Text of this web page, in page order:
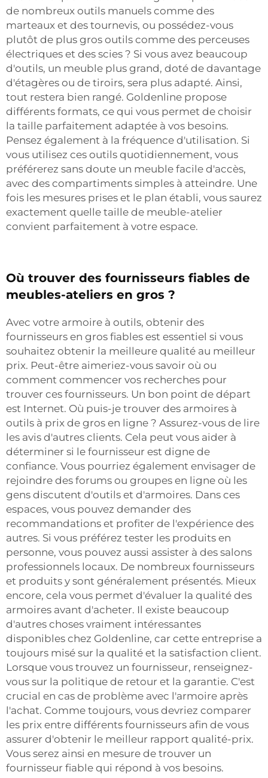
de nombreux outils manuels comme des
marteaux et des tournevis, ou possédez-vous
plutôt de plus gros outils comme des perceuses
électriques et des scies ? Si vous avez beaucoup
d'outils, un meuble plus grand, doté de davantage
d'étagères ou de tiroirs, sera plus adapté. Ainsi,
tout restera bien rangé. Goldenline propose
différents formats, ce qui vous permet de choisir
la taille parfaitement adaptée à vos besoins.
Pensez également à la fréquence d'utilisation. Si
vous utilisez ces outils quotidiennement, vous
préférerez sans doute un meuble facile d'accès,
avec des compartiments simples à atteindre. Une
fois les mesures prises et le plan établi, vous saurez
exactement quelle taille de meuble-atelier
convient parfaitement à votre espace.
Où trouver des fournisseurs fiables de
meubles-ateliers en gros ?
Avec votre armoire à outils, obtenir des
fournisseurs en gros fiables est essentiel si vous
souhaitez obtenir la meilleure qualité au meilleur
prix. Peut-être aimeriez-vous savoir où ou
comment commencer vos recherches pour
trouver ces fournisseurs. Un bon point de départ
est Internet. Où puis-je trouver des armoires à
outils à prix de gros en ligne ? Assurez-vous de lire
les avis d'autres clients. Cela peut vous aider à
déterminer si le fournisseur est digne de
confiance. Vous pourriez également envisager de
rejoindre des forums ou groupes en ligne où les
gens discutent d'outils et d'armoires. Dans ces
espaces, vous pouvez demander des
recommandations et profiter de l'expérience des
autres. Si vous préférez tester les produits en
personne, vous pouvez aussi assister à des salons
professionnels locaux. De nombreux fournisseurs
et produits y sont généralement présentés. Mieux
encore, cela vous permet d'évaluer la qualité des
armoires avant d'acheter. Il existe beaucoup
d'autres choses vraiment intéressantes
disponibles chez Goldenline, car cette entreprise a
toujours misé sur la qualité et la satisfaction client.
Lorsque vous trouvez un fournisseur, renseignez-
vous sur la politique de retour et la garantie. C'est
crucial en cas de problème avec l'armoire après
l'achat. Comme toujours, vous devriez comparer
les prix entre différents fournisseurs afin de vous
assurer d'obtenir le meilleur rapport qualité-prix.
Vous serez ainsi en mesure de trouver un
fournisseur fiable qui répond à vos besoins.